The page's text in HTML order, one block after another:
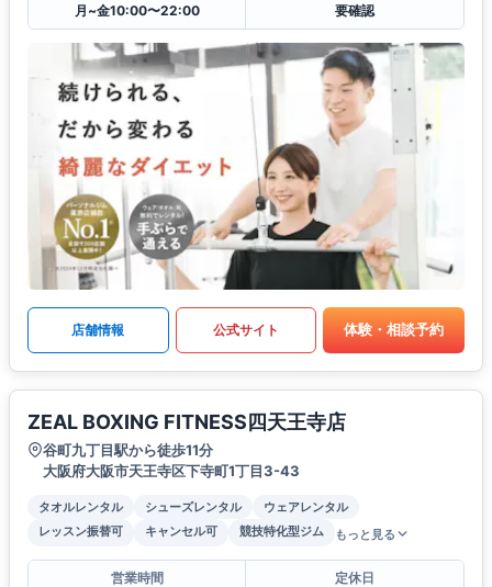
月~金10:00〜22:00 要確認
店舗情報 公式サイト 体験・相談予約
ZEAL BOXING FITNESS四天王寺店
谷町九丁目駅から徒歩11分
大阪府大阪市天王寺区下寺町1丁目3-43
タオルレンタル シューズレンタル
ウェアレンタル
レッスン振替可
キャンセル可 競技特化型ジム もっと見る
営業時間
定休日